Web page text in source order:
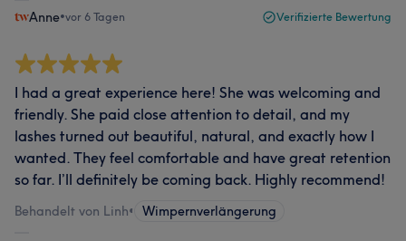
Anne•vor 6 Tagen Verifizierte Bewertung
I had a great experience here! She was welcoming and
friendly. She paid close attention to detail, and my
lashes turned out beautiful, natural, and exactly how I
wanted. They feel comfortable and have great retention
so far. I’ll definitely be coming back. Highly recommend!
Behandelt von Linh• Wimpernverlängerung